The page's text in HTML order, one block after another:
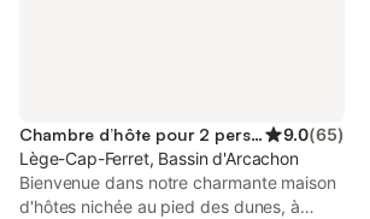
Chambre d’hôte pour 2 personnes 9.0(65)
Lège-Cap-Ferret, Bassin d'Arcachon
Bienvenue dans notre charmante maison
d'hôtes nichée au pied des dunes, à